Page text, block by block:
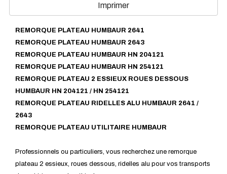
Imprimer
REMORQUE PLATEAU HUMBAUR 2641
REMORQUE PLATEAU HUMBAUR 2643
REMORQUE PLATEAU HUMBAUR HN 204121
REMORQUE PLATEAU HUMBAUR HN 254121
REMORQUE PLATEAU 2 ESSIEUX ROUES DESSOUS
HUMBAUR HN 204121 / HN 254121
REMORQUE PLATEAU RIDELLES ALU HUMBAUR 2641 /
2643
REMORQUE PLATEAU UTILITAIRE HUMBAUR
Professionnels ou particuliers, vous recherchez une remorque
plateau 2 essieux, roues dessous, ridelles alu pour vos transports